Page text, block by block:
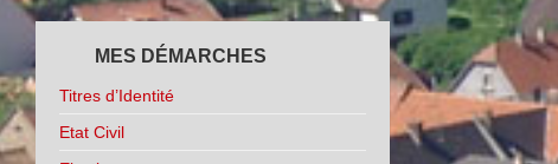
MES DÉMARCHES
Titres d’Identité
Etat Civil